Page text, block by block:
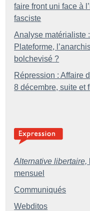
faire front uni face à
fasciste
Analyse matérialiste
Plateforme,
bolchevisé ?
Répression : Affaire
8 décembre, suite et
Alternative libertaire,
mensuel
Communiqués
Webditos